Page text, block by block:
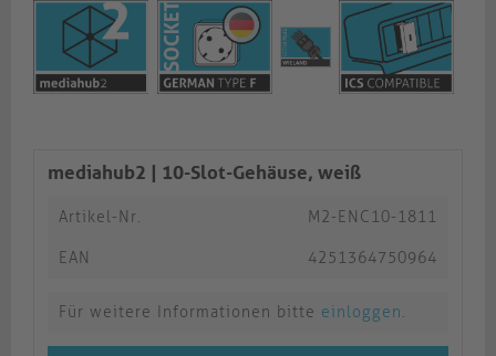
mediahub2 | 10-Slot-Gehäuse, weiß
Artikel-Nr. M2-ENC10-1811
EAN 4251364750964
Für weitere Informationen bitte einloggen.